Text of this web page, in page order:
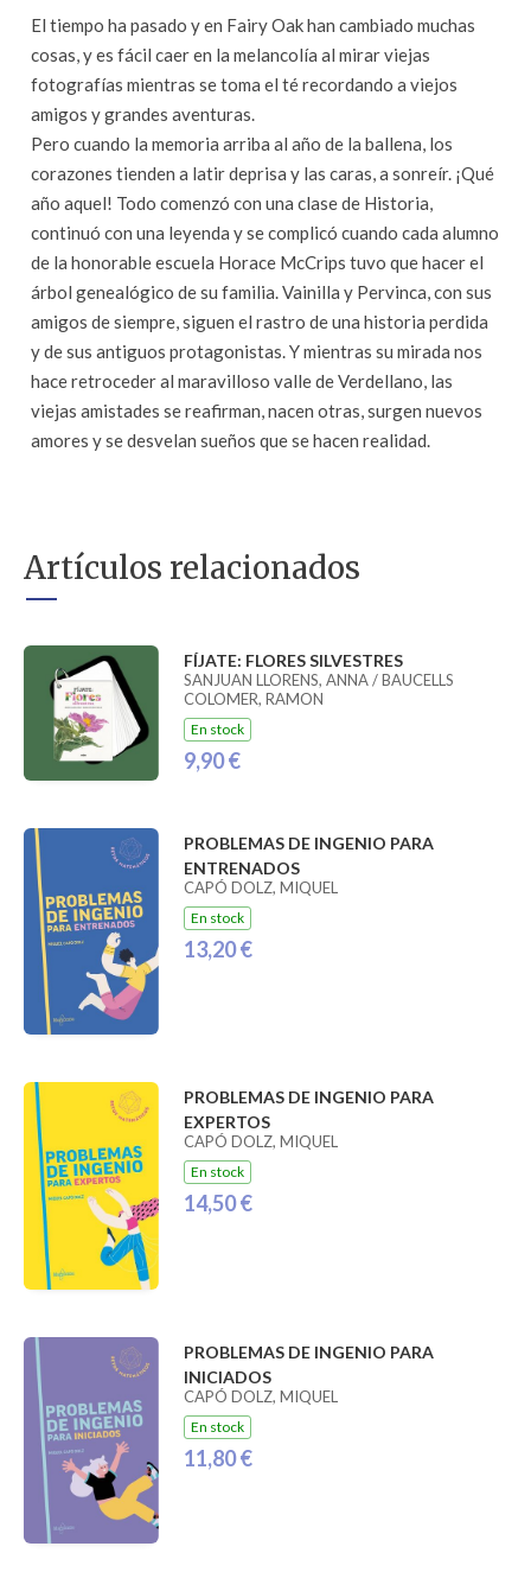
El tiempo ha pasado y en Fairy Oak han cambiado muchas
cosas, y es fácil caer en la melancolía al mirar viejas
fotografías mientras se toma el té recordando a viejos
amigos y grandes aventuras.
Pero cuando la memoria arriba al año de la ballena, los
corazones tienden a latir deprisa y las caras, a sonreír. ¡Qué
año aquel! Todo comenzó con una clase de Historia,
continuó con una leyenda y se complicó cuando cada alumno
de la honorable escuela Horace McCrips tuvo que hacer el
árbol genealógico de su familia. Vainilla y Pervinca, con sus
amigos de siempre, siguen el rastro de una historia perdida
y de sus antiguos protagonistas. Y mientras su mirada nos
hace retroceder al maravilloso valle de Verdellano, las
viejas amistades se reafirman, nacen otras, surgen nuevos
amores y se desvelan sueños que se hacen realidad.
Artículos relacionados
FÍJATE: FLORES SILVESTRES
SANJUAN LLORENS, ANNA / BAUCELLS
COLOMER, RAMON
En stock
9,90 €
PROBLEMAS DE INGENIO PARA
ENTRENADOS
CAPÓ DOLZ, MIQUEL
En stock
13,20 €
PROBLEMAS DE INGENIO PARA
EXPERTOS
CAPÓ DOLZ, MIQUEL
En stock
14,50 €
PROBLEMAS DE INGENIO PARA
INICIADOS
CAPÓ DOLZ, MIQUEL
En stock
11,80 €